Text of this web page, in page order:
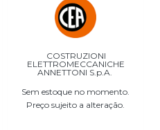
COSTRUZIONI
ELETTROMECCANICHE
ANNETTONI S.p.A.
Sem estoque no momento.
Preço sujeito a alteração.